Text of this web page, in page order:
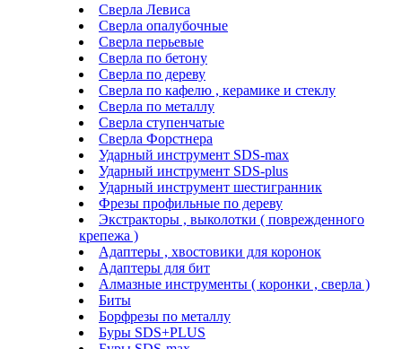
Сверла Левиса
Сверла опалубочные
Сверла перьевые
Сверла по бетону
Сверла по дереву
Сверла по кафелю , керамике и стеклу
Сверла по металлу
Сверла ступенчатые
Сверла Форстнера
Ударный инструмент SDS-max
Ударный инструмент SDS-plus
Ударный инструмент шестигранник
Фрезы профильные по дереву
Экстракторы , выколотки ( поврежденного
крепежа )
Адаптеры , хвостовики для коронок
Адаптеры для бит
Алмазные инструменты ( коронки , сверла )
Биты
Борфрезы по металлу
Буры SDS+PLUS